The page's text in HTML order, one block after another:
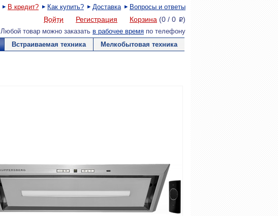
В кредит? Как купить? Доставка Вопросы и ответы
Войти Регистрация Корзина (0 / 0 P)
Любой товар можно заказать в рабочее время по телефону
Встраиваемая техника Мелкобытовая техника